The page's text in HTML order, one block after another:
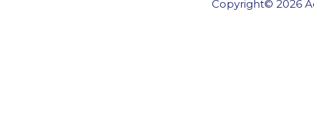
Copyright© 2026